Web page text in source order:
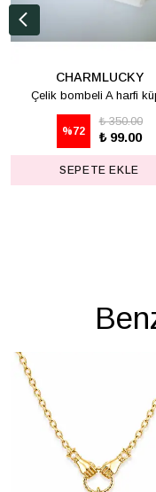
CHARMLUCKY
Çelik bombeli A harfi
%72
₺ 350.00
₺ 99.00
SEPETE EKLE